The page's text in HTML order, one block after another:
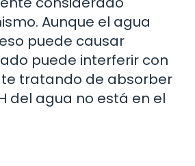
Aunque el agua
puede causar
puede interferir con
tratando de absorber
del agua no está en el